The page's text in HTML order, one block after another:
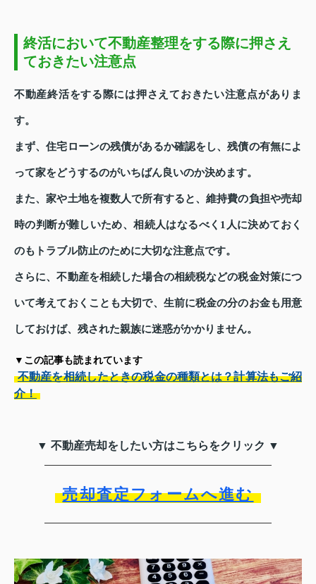
終活において不動産整理をする際に押さえ
ておきたい注意点
不動産終活をする際には押さえておきたい注意点がありま
す。
まず、住宅ローンの残債があるか確認をし、残債の有無によ
って家をどうするのがいちばん良いのか決めます。
また、家や土地を複数人で所有すると、維持費の負担や売却
時の判断が難しいため、相続人はなるべく1人に決めておく
のもトラブル防止のために大切な注意点です。
さらに、不動産を相続した場合の相続税などの税金対策につ
いて考えておくことも大切で、生前に税金の分のお金も用意
しておけば、残された親族に迷惑がかかりません。
▼この記事も読まれています
不動産を相続したときの税金の種類とは？計算法もご紹
介！
▼ 不動産売却をしたい方はこちらをクリック ▼
売却査定フォームへ進む